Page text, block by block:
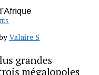
Valaire S
grandes
mégalopoles